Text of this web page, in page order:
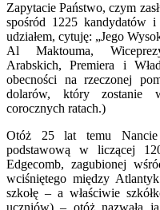
Zapytacie Państwo, czym
spośród 1225 kandydatów
udziałem, cytuję: „Jego
Al Maktouma,
Arabskich, Premiera i
obecności na rzeczonej
dolarów, który zostanie
corocznych ratach.)
Otóż 25 lat temu Nancie
podstawową w liczącej
Edgecomb, zagubionej
wciśniętego między
szkołę – a właściwie